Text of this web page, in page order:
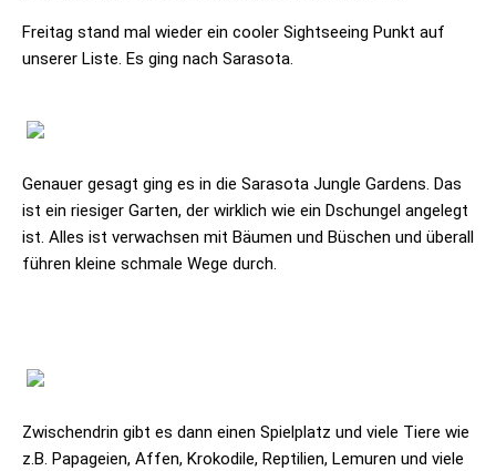
Freitag stand mal wieder ein cooler Sightseeing Punkt auf
unserer Liste. Es ging nach Sarasota.
Genauer gesagt ging es in die Sarasota Jungle Gardens. Das
ist ein riesiger Garten, der wirklich wie ein Dschungel angelegt
ist. Alles ist verwachsen mit Bäumen und Büschen und überall
führen kleine schmale Wege durch.
Zwischendrin gibt es dann einen Spielplatz und viele Tiere wie
z.B. Papageien, Affen, Krokodile, Reptilien, Lemuren und viele